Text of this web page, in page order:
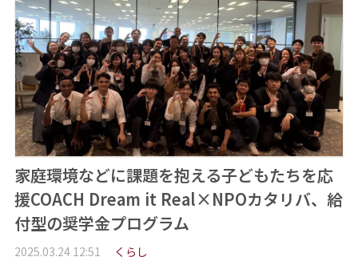
家庭環境などに課題を抱える子どもたちを応
援COACH Dream it Real×NPOカタリバ、給
付型の奨学金プログラム
2025.03.24 12:51 くらし